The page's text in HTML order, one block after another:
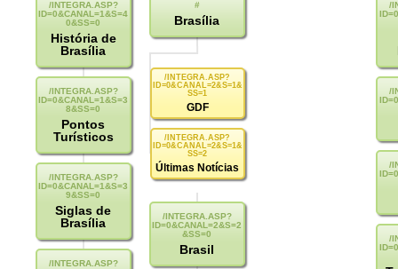
História de
Brasília
Pontos
Turísticos
Siglas de
Brasília
Brasília
GDF
Últimas Notícias
Brasil